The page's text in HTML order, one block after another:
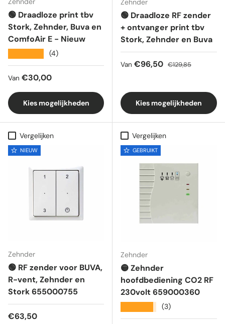
🟢 Draadloze print tbv
Stork, Zehnder, Buva en
ComfoAir E - Nieuw
(4)
Reguliere prijs
Van €30,00
Kies mogelijkheden
🟢 Draadloze RF zender
+ ontvanger print tbv
Stork, Zehnder en Buva
Verkoopprijs
Van €96,50 Reguliere prijs
€129,85
Kies mogelijkheden
Vergelijken
NIEUW
Zehnder
🟢 RF zender voor BUVA,
R-vent, Zehnder en
Stork 655000755
Reguliere prijs
€63,50
Vergelijken
GEBRUIKT
Zehnder
🟡 Zehnder
hoofdbediening CO2 RF
230volt 659000360
(3)